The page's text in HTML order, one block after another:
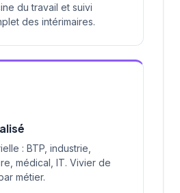
du travail et suivi
des intérimaires.
: BTP, industrie,
médical, IT. Vivier de
métier.